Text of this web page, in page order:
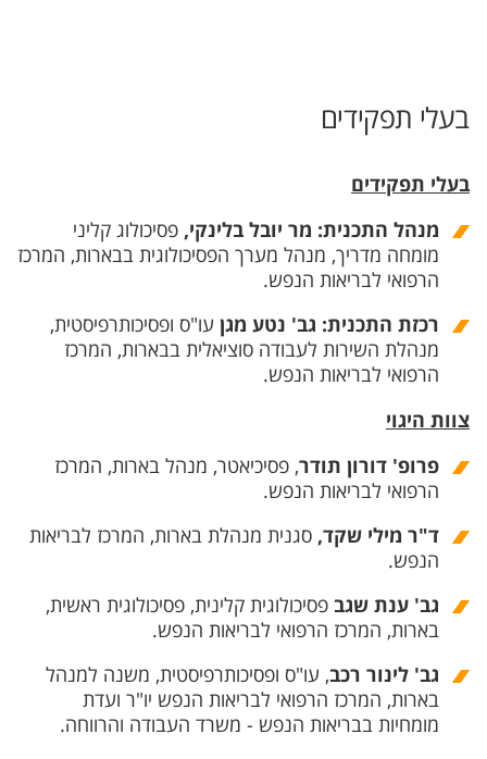
בעלי תפקידים
בעלי תפקידים
מנהל התכנית: מר יובל בלינקי, פסיכולוג קליני
מומחה מדריך, מנהל מערך הפסיכולוגית בבארות, המרכז
הרפואי לבריאות הנפש.
רכזת התכנית: גב' נטע מגן עו"ס ופסיכותרפיסטית,
מנהלת השירות לעבודה סוציאלית בבארות, המרכז
הרפואי לבריאות הנפש.
צוות היגוי
פרופ' דורון תודר, פסיכיאטר, מנהל בארות, המרכז
הרפואי לבריאות הנפש.
ד"ר מילי שקד, סגנית מנהלת בארות, המרכז לבריאות
הנפש.
גב' ענת שגב פסיכולוגית קלינית, פסיכולוגית ראשית,
בארות, המרכז הרפואי לבריאות הנפש.
גב' לינור רכב, עו"ס ופסיכותרפיסטית, משנה למנהל
בארות, המרכז הרפואי לבריאות הנפש יו"ר ועדת
מומחיות בבריאות הנפש - משרד העבודה והרווחה.